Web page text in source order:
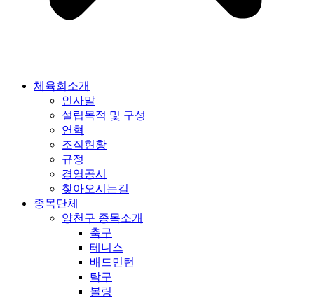
체육회소개
인사말
설립목적 및 구성
연혁
조직현황
규정
경영공시
찾아오시는길
종목단체
양천구 종목소개
축구
테니스
배드민턴
탁구
볼링